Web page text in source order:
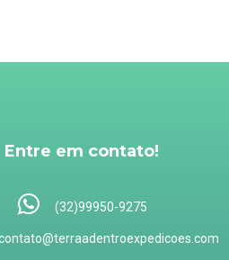
Entre em contato!
(32)99950-9275